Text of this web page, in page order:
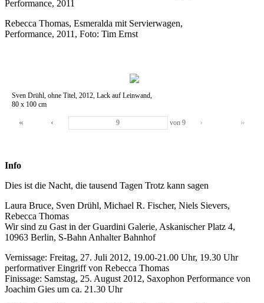
Rebecca Thomas, Esmeralda mit Servierwagen,
Performance, 2011, Foto: Tim Ernst
Sven Drühl, ohne Titel, 2012, Lack auf Leinwand,
80 x 100 cm
« ‹ von 9 › »
Info
Dies ist die Nacht, die tausend Tagen Trotz kann sagen
Laura Bruce, Sven Drühl, Michael R. Fischer, Niels Sievers,
Rebecca Thomas
Wir sind zu Gast in der Guardini Galerie, Askanischer Platz 4,
10963 Berlin, S-Bahn Anhalter Bahnhof
Vernissage: Freitag, 27. Juli 2012, 19.00-21.00 Uhr, 19.30 Uhr
performativer Eingriff von Rebecca Thomas
Finissage: Samstag, 25. August 2012, Saxophon Performance von
Joachim Gies um ca. 21.30 Uhr